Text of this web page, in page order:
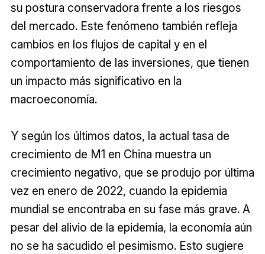
su postura conservadora frente a los riesgos
del mercado. Este fenómeno también refleja
cambios en los flujos de capital y en el
comportamiento de las inversiones, que tienen
un impacto más significativo en la
macroeconomía.
Y según los últimos datos, la actual tasa de
crecimiento de M1 en China muestra un
crecimiento negativo, que se produjo por última
vez en enero de 2022, cuando la epidemia
mundial se encontraba en su fase más grave. A
pesar del alivio de la epidemia, la economía aún
no se ha sacudido el pesimismo. Esto sugiere